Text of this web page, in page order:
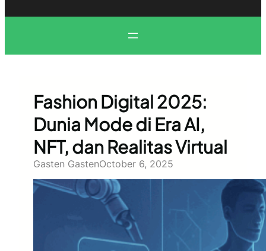
Fashion Digital 2025:
Dunia Mode di Era AI,
NFT, dan Realitas Virtual
Gasten GastenOctober 6, 2025